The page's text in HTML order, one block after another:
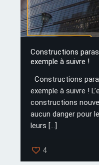
Constructions
exemple à suivre !
Constructions
exemple à suivre !
constructions
aucun danger pour
leurs […]
4